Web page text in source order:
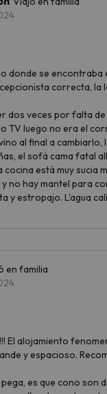
donde se encontraba
correcta, la
dos veces por falta
TV luego no era el
al final a cambiarlo,
el sofá cama fatal
cocina está muy sucia
no hay mantel para
y estropajo. L'agua
en familia
El alojamiento
y espacioso.
es que cono son